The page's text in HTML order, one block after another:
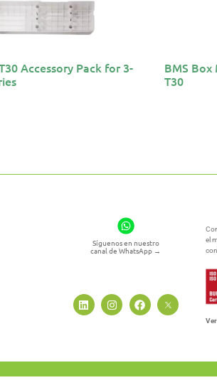
Accessory Pack for 3-
BMS Box
T30
Síguenos en nuestro
canal de WhatsApp →
el